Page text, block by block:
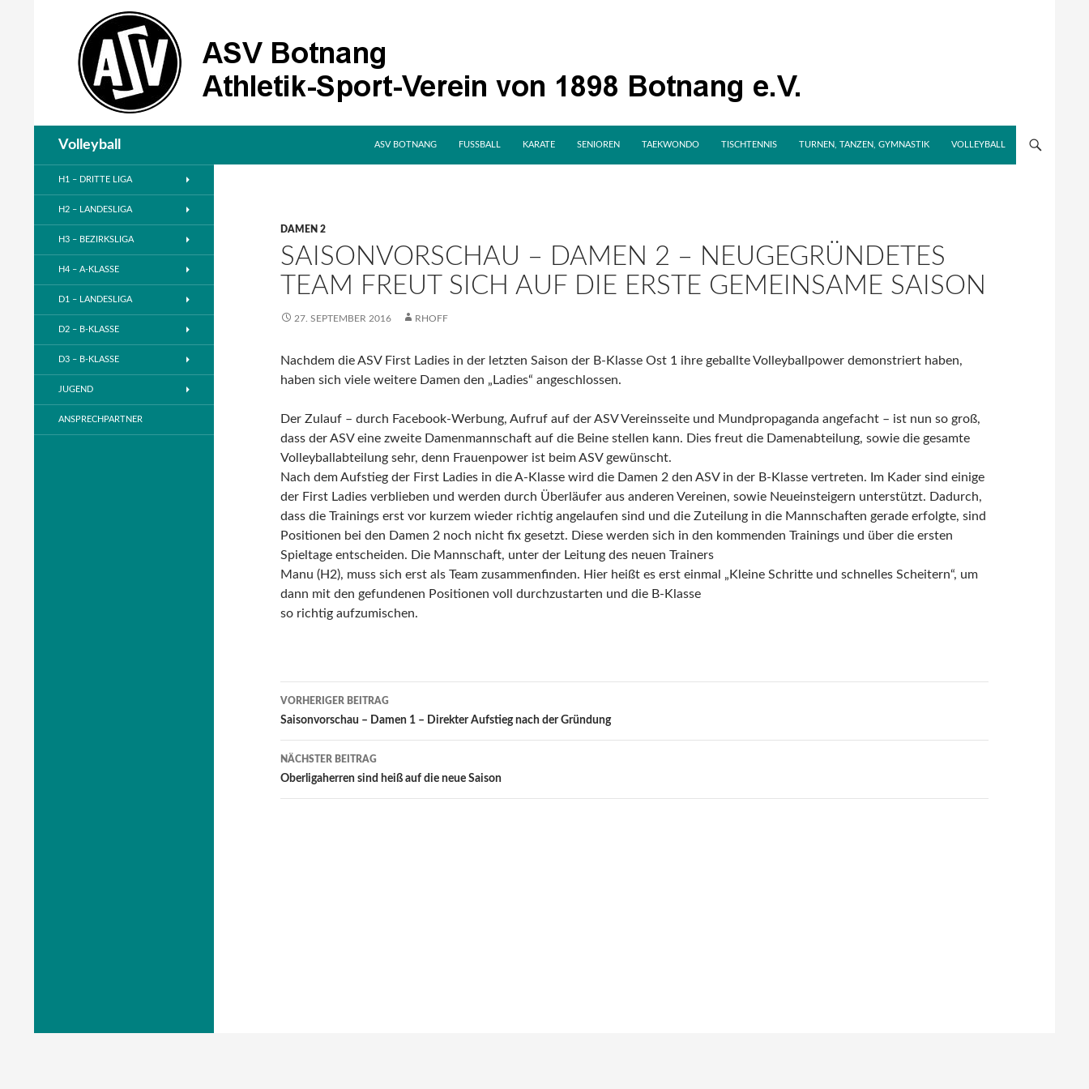
Volleyball
ASV BOTNANG
FUSSBALL KARATE SENIOREN TAEKWONDO TISCHTENNIS TURNEN, TANZEN, GYMNASTIK VOLLEYBALL
DAMEN 2
SAISONVORSCHAU – DAMEN 2 – NEUGEGRÜNDETES
TEAM FREUT SICH AUF DIE ERSTE GEMEINSAME SAISON
27. SEPTEMBER 2016 RHOFF
Nachdem die ASV First Ladies in der letzten Saison der B-Klasse Ost 1 ihre geballte Volleyballpower demonstriert haben,
haben sich viele weitere Damen den „Ladies“ angeschlossen.
Der Zulauf – durch Facebook-Werbung, Aufruf auf der ASV Vereinsseite und Mundpropaganda angefacht – ist nun so groß,
dass der ASV eine zweite Damenmannschaft auf die Beine stellen kann. Dies freut die Damenabteilung, sowie die gesamte
Volleyballabteilung sehr, denn Frauenpower ist beim ASV gewünscht.
Nach dem Aufstieg der First Ladies in die A-Klasse wird die Damen 2 den ASV in der B-Klasse vertreten. Im Kader sind einige
der First Ladies verblieben und werden durch Überläufer aus anderen Vereinen, sowie Neueinsteigern unterstützt. Dadurch,
dass die Trainings erst vor kurzem wieder richtig angelaufen sind und die Zuteilung in die Mannschaften gerade erfolgte, sind
Positionen bei den Damen 2 noch nicht fix gesetzt. Diese werden sich in den kommenden Trainings und über die ersten
Spieltage entscheiden. Die Mannschaft, unter der Leitung des neuen Trainers
Manu (H2), muss sich erst als Team zusammenfinden. Hier heißt es erst einmal „Kleine Schritte und schnelles Scheitern“, um
dann mit den gefundenen Positionen voll durchzustarten und die B-Klasse
so richtig aufzumischen.
Beitrags-
Navigation
VORHERIGER BEITRAG
Saisonvorschau – Damen 1 – Direkter Aufstieg nach der Gründung
NÄCHSTER BEITRAG
Oberligaherren sind heiß auf die neue Saison
H1 – DRITTE LIGA
H2 – LANDESLIGA
H3 – BEZIRKSLIGA
H4 – A-KLASSE
D1 – LANDESLIGA
D2 – B-KLASSE
D3 – B-KLASSE
JUGEND
ANSPRECHPARTNER